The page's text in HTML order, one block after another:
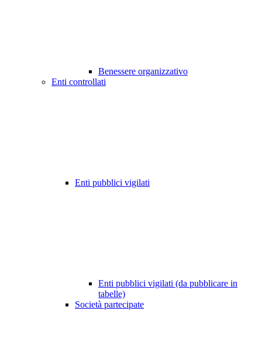
Benessere organizzativo
Enti controllati
Enti pubblici vigilati
Enti pubblici vigilati (da pubblicare in
tabelle)
Società partecipate